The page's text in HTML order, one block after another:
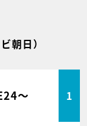
朝日）
～ 1